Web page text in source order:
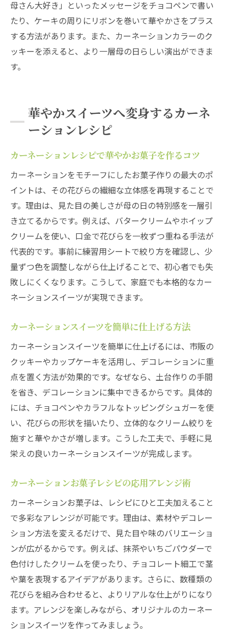
演出
クッキーで楽しむカーネーションデコレーショ
ン術
カーネーションクッキーの可愛いデコレー
に仕上げる
カーネーションデコクッキーの簡単アレン
ジ例
カーネーションクッキーで母の日を演出す
るコツ
カーネーションお菓子をクッキーで手軽に
楽しむ技
クッキーデコに最適なカーネーションレシ
ピの活用法
美しく仕上げるカーネーションスイーツのコツ
カーネーションスイーツを美しく見せる仕
上げ技
カーネーションの繊細さを再現するデコレ
せる方法
カーネーションスイーツの色使いと盛り付
けの工夫
カーネーションケーキを華やかに仕上げる
テクニック
カーネーションお菓子の美しさを長持ちさ
せる秘訣
カーネーションケーキが特別感を演出する
理由
母の日に最適なカーネーションレシピの選
び方
カーネーションケーキで思い出に残る演出
を叶える
カーネーションお菓子で家族の笑顔を引き
出す工夫
カーネーションケーキで贈る心に残るサプ
ライズ術
母さん大好き」といったメッセージをチョコペンで書い
たり、ケーキの周りにリボンを巻いて華やかさをプラス
する方法があります。また、カーネーションカラーのク
ッキーを添えると、より一層母の日らしい演出ができま
す。
華やかスイーツへ変身するカーネ
ーションレシピ
カーネーションレシピで華やかお菓子を作るコツ
カーネーションをモチーフにしたお菓子作りの最大のポ
イントは、その花びらの繊細な立体感を再現することで
す。理由は、見た目の美しさが母の日の特別感を一層引
き立てるからです。例えば、バタークリームやホイップ
クリームを使い、口金で花びらを一枚ずつ重ねる手法が
代表的です。事前に練習用シートで絞り方を確認し、少
量ずつ色を調整しながら仕上げることで、初心者でも失
敗しにくくなります。こうして、家庭でも本格的なカー
ネーションスイーツが実現できます。
カーネーションスイーツを簡単に仕上げる方法
カーネーションスイーツを簡単に仕上げるには、市販の
クッキーやカップケーキを活用し、デコレーションに重
点を置く方法が効果的です。なぜなら、土台作りの手間
を省き、デコレーションに集中できるからです。具体的
には、チョコペンやカラフルなトッピングシュガーを使
い、花びらの形状を描いたり、立体的なクリーム絞りを
施すと華やかさが増します。こうした工夫で、手軽に見
栄えの良いカーネーションスイーツが完成します。
カーネーションお菓子レシピの応用アレンジ術
カーネーションお菓子は、レシピにひと工夫加えること
で多彩なアレンジが可能です。理由は、素材やデコレー
ション方法を変えるだけで、見た目や味のバリエーショ
ンが広がるからです。例えば、抹茶やいちごパウダーで
色付けしたクリームを使ったり、チョコレート細工で茎
や葉を表現するアイデアがあります。さらに、数種類の
花びらを組み合わせると、よりリアルな仕上がりになり
ます。アレンジを楽しみながら、オリジナルのカーネー
ションスイーツを作ってみましょう。